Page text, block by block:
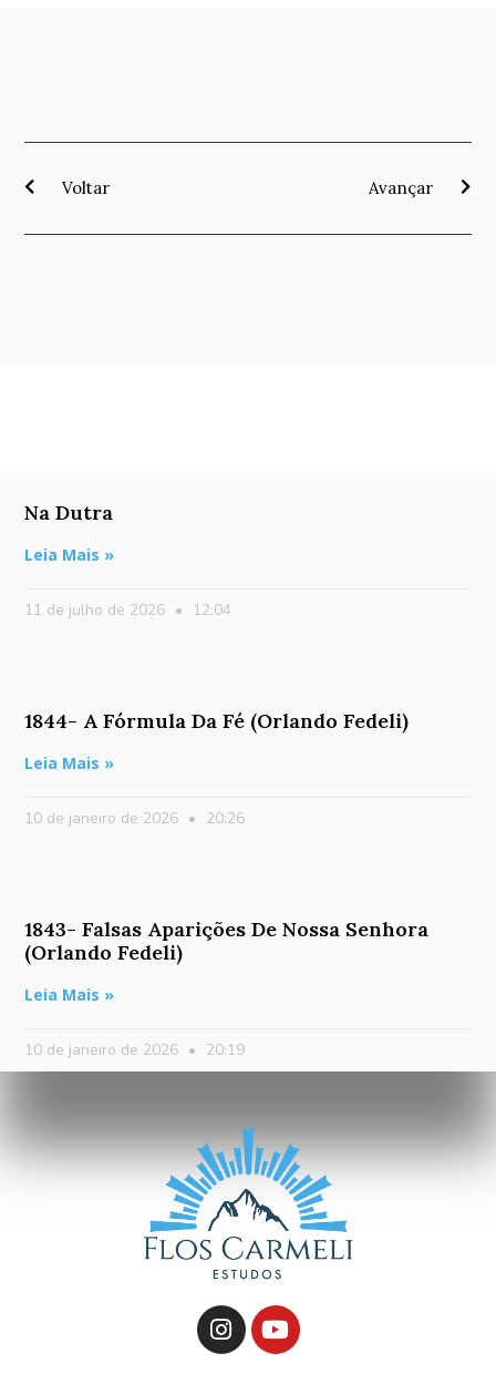
Voltar Avançar
Na Dutra
Leia Mais »
11 de julho de 2026 12:04
1844- A Fórmula Da Fé (Orlando Fedeli)
Leia Mais »
10 de janeiro de 2026 20:26
1843- Falsas Aparições De Nossa Senhora
(Orlando Fedeli)
Leia Mais »
10 de janeiro de 2026 20:19